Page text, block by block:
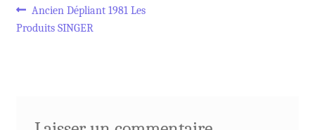
Navigation
Article
précédent :
Ancien Dépliant 1981 Les
Produits SINGER